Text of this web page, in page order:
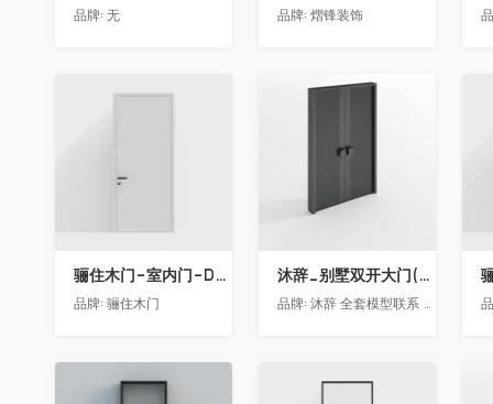
品牌: 无 品牌: 熠锋装饰
骊住木门-室内门-DAA静音门-YY漆白色-方形把手
品牌: 骊住木门
沐辞_别墅双开大门(中型)(漏光加厚度)
品牌: 沐辞 全套模型联系 Vx:Muci0003
收藏 收藏